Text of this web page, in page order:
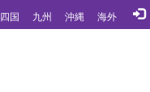
四国 九州 沖縄 海外